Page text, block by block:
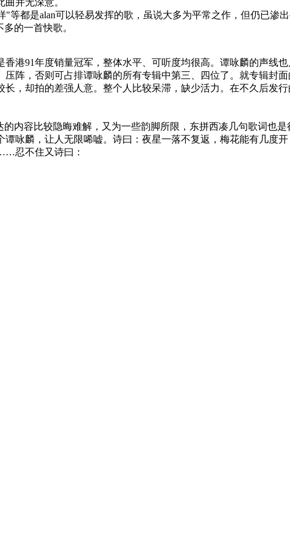
是alan可以轻易发挥的歌，虽说大多为平常之作，但仍已渗出
的一首快歌。
港91年度销量冠军，整体水平、可听度均很高。谭咏麟的声线
阵，否则可占排谭咏麟的所有专辑中第三、四位了。就专辑封
却拍的差强人意。整个人比较呆滞，缺少活力。在不久后发
内容比较隐晦难解，又为一些韵脚所限，东拼西凑几句歌词也
咏麟，让人无限唏嘘。诗曰：夜星一落不复返，梅花能有几度
忍不住又诗曰：